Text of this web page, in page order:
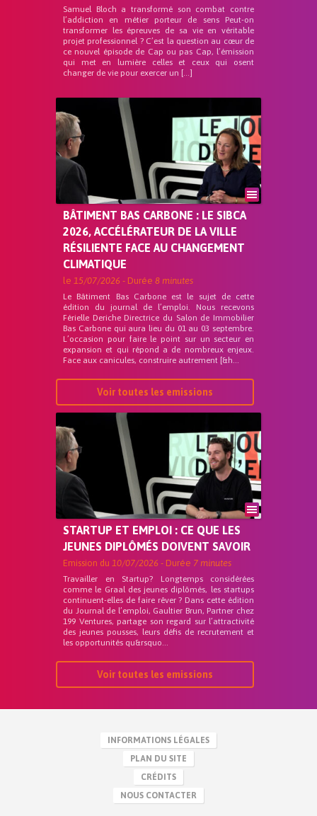
Samuel Bloch a transformé son combat contre
l’addiction en métier porteur de sens Peut-on
transformer les épreuves de sa vie en véritable
projet professionnel ? C’est la question au cœur de
ce nouvel épisode de Cap ou pas Cap, l’émission
qui met en lumière celles et ceux qui osent
changer de vie pour exercer un […]
BÂTIMENT BAS CARBONE : LE SIBCA
2026, ACCÉLÉRATEUR DE LA VILLE
RÉSILIENTE FACE AU CHANGEMENT
CLIMATIQUE
le 15/07/2026 - Durée 8 minutes
Le Bâtiment Bas Carbone est le sujet de cette
édition du journal de l’emploi. Nous recevons
Férielle Deriche Directrice du Salon de Immobilier
Bas Carbone qui aura lieu du 01 au 03 septembre.
L’occasion pour faire le point sur un secteur en
expansion et qui répond a de nombreux enjeux.
Face aux canicules, construire autrement [&h...
Voir toutes les emissions
STARTUP ET EMPLOI : CE QUE LES
JEUNES DIPLÔMÉS DOIVENT SAVOIR
Emission du 10/07/2026 - Durée 7 minutes
Travailler en Startup? Longtemps considérées
comme le Graal des jeunes diplômés, les startups
continuent-elles de faire rêver ? Dans cette édition
du Journal de l’emploi, Gaultier Brun, Partner chez
199 Ventures, partage son regard sur l’attractivité
des jeunes pousses, leurs défis de recrutement et
les opportunités qu&rsquo...
Voir toutes les emissions
INFORMATIONS LÉGALES
PLAN DU SITE
CRÉDITS
NOUS CONTACTER